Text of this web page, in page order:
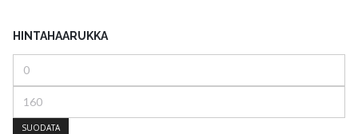
HINTAHAARUKKA
SUODATA